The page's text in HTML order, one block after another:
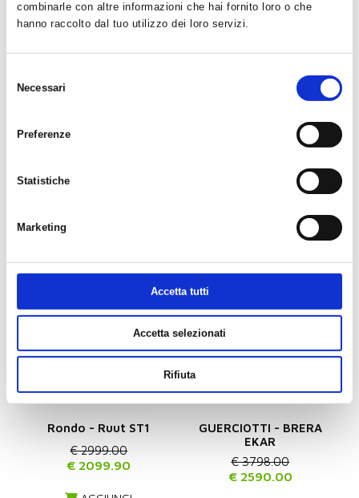
combinarle con altre informazioni che hai fornito loro o che
hanno raccolto dal tuo utilizzo dei loro servizi.
delNecessari
Preferenze
Statistiche
Marketing
Accetta tutti
Accetta selezionati
Rifiuta
RX820 Woodmoke
Rustorange/Rustbrown
Rondo - Ruut ST1
€ 2999.00
€ 2099.90
GUERCIOTTI - BRERA
EKAR
€ 3798.00
€ 2590.00